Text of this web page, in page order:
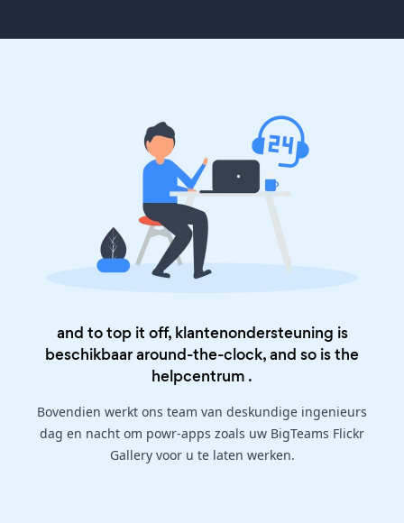
and to top it off, klantenondersteuning is
beschikbaar around-the-clock, and so is the
helpcentrum .
Bovendien werkt ons team van deskundige ingenieurs
dag en nacht om powr-apps zoals uw BigTeams Flickr
Gallery voor u te laten werken.